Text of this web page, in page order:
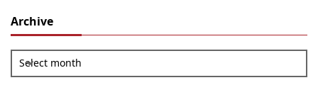
Archive
Select month